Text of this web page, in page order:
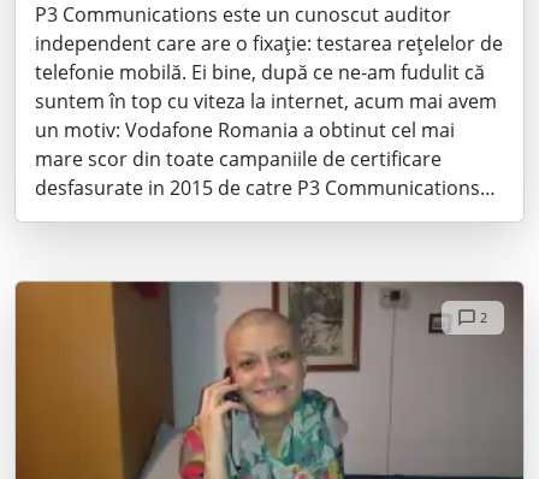
P3 Communications este un cunoscut auditor
independent care are o fixație: testarea rețelelor de
telefonie mobilă. Ei bine, după ce ne-am fudulit că
suntem în top cu viteza la internet, acum mai avem
un motiv: Vodafone Romania a obtinut cel mai
mare scor din toate campaniile de certificare
desfasurate in 2015 de catre P3 Communications…
2